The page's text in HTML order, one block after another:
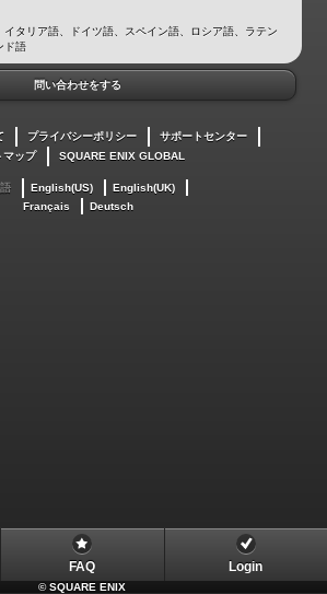
タリア語、ドイツ語、スペイン語、ロシア語、ラテン
ド語
問い合わせをする
プライバシーポリシー
サポートセンター
マップ
SQUARE ENIX GLOBAL
English(US)
English(UK)
Français
Deutsch
FAQ Login
©SQUARE ENIX